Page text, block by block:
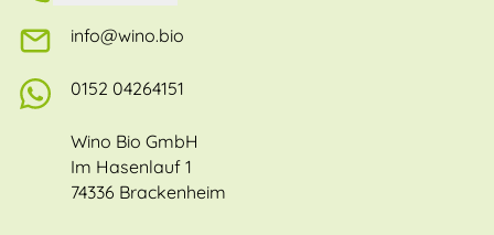
info@wino.bio
0152 04264151
Wino Bio GmbH
Im Hasenlauf 1
74336 Brackenheim